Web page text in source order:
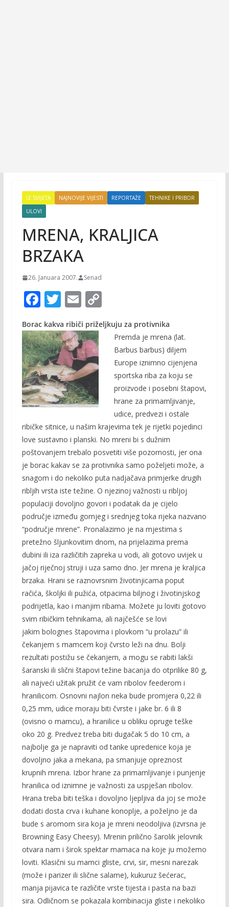
IZ SVIJETA NAJNOVIJE VIJESTI REPORTAŽE
TEHNIKE I PRIBOR
ULOVI
MRENA, KRALJICA
BRZAKA
26. Januara 2007. Senad
F
ac
e
b
o
o
k
T
w
itt
er
E
m
ai
l
C
o
p
Borac kakva ribiči priželjkuju za protivnika
Premda je mrena (lat.
Barbus barbus) diljem
Europe iznimno cijenjena
sportska riba za koju se
proizvode i posebni štapovi,
hrane za primamljivanje,
udice, predvezi i ostale
ribičke sitnice, u našim krajevima tek je rijetki pojedinci
love sustavno i planski. No mreni bi s dužnim
poštovanjem trebalo posvetiti više pozornosti, jer ona
je borac kakav se za protivnika samo poželjeti može, a
snagom i do nekoliko puta nadjačava primjerke drugih
ribljih vrsta iste težine. O njezinoj važnosti u ribljoj
populaciji dovoljno govori i podatak da je cijelo
područje između gornjeg i srednjeg toka rijeka nazvano
“područje mrene”. Pronalazimo je na mjestima s
pretežno šljunkovitim dnom, na prijelazima prema
dubini ili iza različitih zapreka u vodi, ali gotovo uvijek u
jačoj riječnoj struji i uza samo dno. Jer mrena je kraljica
brzaka. Hrani se raznovrsnim životinjicama poput
račića, školjki ili pužića, otpacima biljnog i životinjskog
podrijetla, kao i manjim ribama. Možete ju loviti gotovo
svim ribičkim tehnikama, ali najčešće se lovi
jakim bolognes štapovima i plovkom “u prolazu” ili
čekanjem s mamcem koji čvrsto leži na dnu. Bolji
rezultati postižu se čekanjem, a mogu se rabiti lakši
šaranski ili slični štapovi težine bacanja do otprilike 80 g,
ali najveći užitak pružit će vam ribolov feederom i
hranilicom. Osnovni najlon neka bude promjera 0,22 ili
0,25 mm, udice moraju biti čvrste i jake br. 6 ili 8
(ovisno o mamcu), a hranilice u obliku opruge teške
oko 20 g. Predvez treba biti dugačak 5 do 10 cm, a
najbolje ga je napraviti od tanke upredenice koja je
dovoljno jaka a mekana, pa smanjuje opreznost
krupnih mrena. Izbor hrane za primamljivanje i punjenje
hranilica od iznimne je važnosti za uspješan ribolov.
Hrana treba biti teška i dovoljno ljepljiva da joj se može
dodati dosta crva i kuhane konoplje, a poželjno je da
bude s aromom sira koja je mreni neodoljiva (izvrsna je
Browning Easy Cheesy). Mrenin prilično šarolik jelovnik
otvara nam i širok spektar mamaca na koje ju možemo
loviti. Klasični su mamci gliste, crvi, sir, mesni narezak
(može i parizer ili slične salame), kukuruz šećerac,
manja pijavica te različite vrste tijesta i pasta na bazi
sira. Odličnom se pokazala kombinacija gliste i nekoliko